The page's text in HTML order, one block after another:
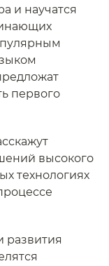
и научатся
первого
высокого
технологиях
развития